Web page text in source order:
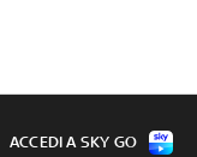
ACCEDI A SKY GO